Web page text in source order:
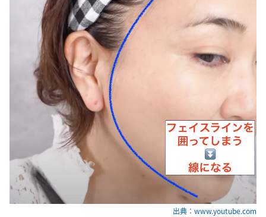
出典：www.youtube.com